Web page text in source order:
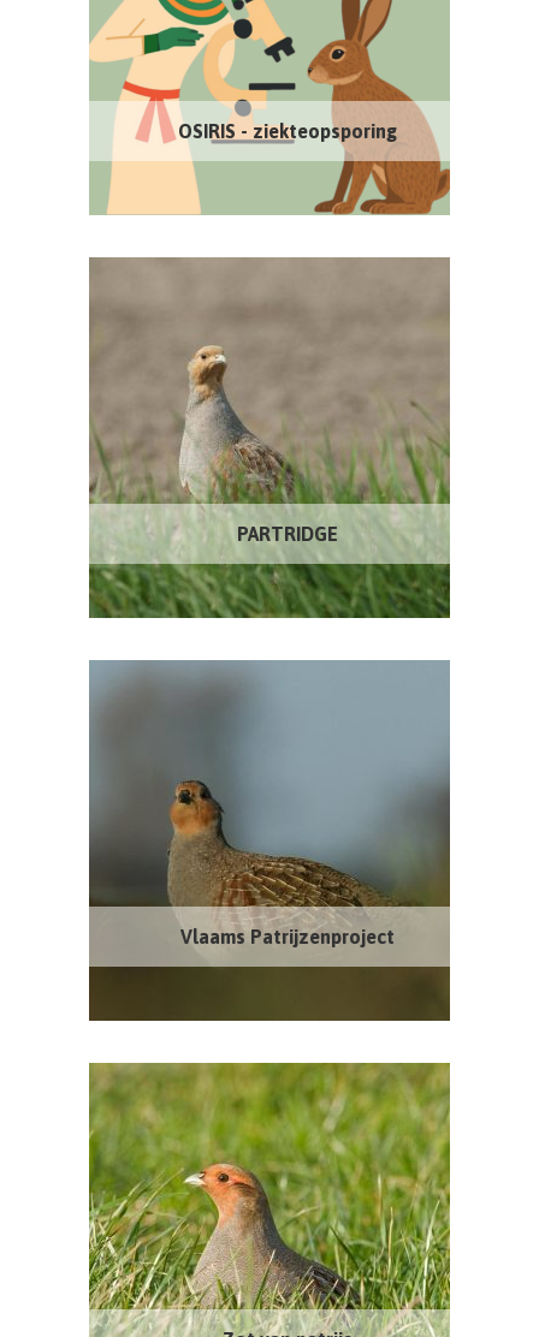
OSIRIS - ziekteopsporing
PARTRIDGE
Vlaams Patrijzenproject